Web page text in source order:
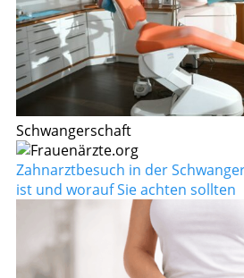
Schwangerschaft
Zahnarztbesuch in der
ist und worauf Sie achten sollten